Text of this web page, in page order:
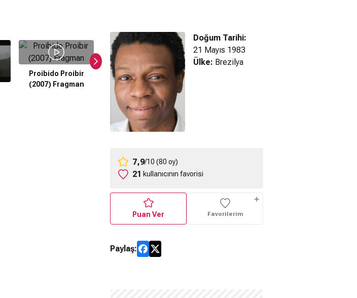
Proibido Proibir
(2007) Fragman
Anita e Garibaldi
Fragman
Doğum Tarihi:
21 Mayıs 1983
Ülke: Brezilya
7,9/10 (80 oy)
21 kullanıcının favorisi
Puan Ver Favorilerim
Paylaş: